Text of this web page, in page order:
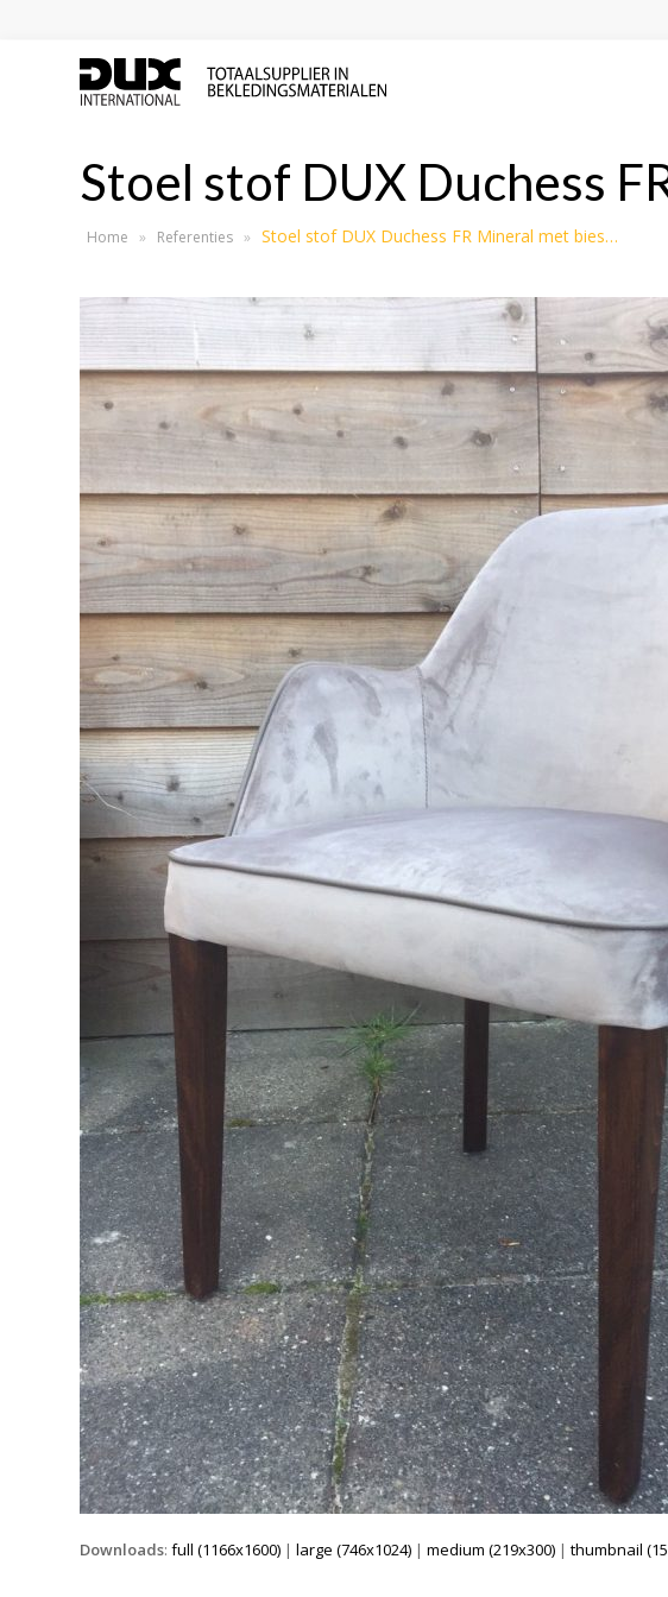
Stoel stof DUX Duchess
Home » Referenties » Stoel stof DUX Duchess FR Mineral met bies…
Downloads:full (1166x1600) |large (746x1024) |medium (219x300) |thumbnail